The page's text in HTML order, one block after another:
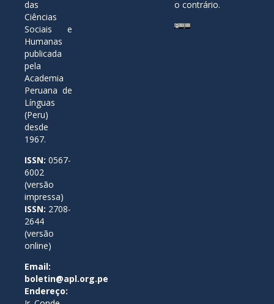
das
Ciências
Sociais e
Humanas
publicada
pela
Academia
Peruana de
Línguas
(Peru)
desde
1967.
ISSN: 0567-
6002
(versão
impressa)
ISSN: 2708-
2644
(versão
online)
Email:
boletin@apl.org.pe
Endereço:
o contrário.